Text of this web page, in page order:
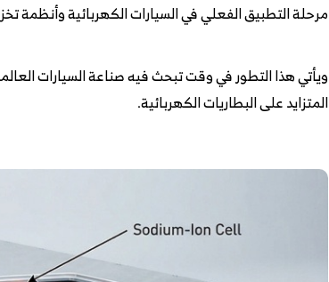
مرحلة التطبيق الفعلي في السيارات الكهربائية وأنظمة
ويأتي هذا التطور في وقت تبحث فيه صناعة السيارات
المتزايد على البطاريات الكهربائية.